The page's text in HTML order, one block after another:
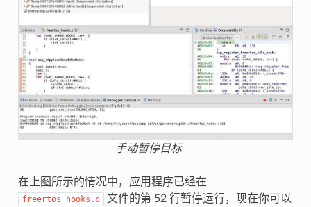
手动暂停目标
在上图所示的情况中，应用程序已经在
freertos_hooks.c
文件的第 52 行暂停运行，现在你可以